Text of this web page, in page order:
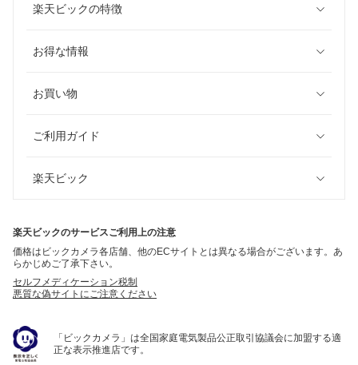
楽天ビックの特徴
お得な情報
お買い物
ご利用ガイド
楽天ビック
楽天ビックのサービスご利用上の注意
価格はビックカメラ各店舗、他のECサイトとは異なる場合がございます。あ
らかじめご了承下さい。
セルフメディケーション税制
悪質な偽サイトにご注意ください
「ビックカメラ」は全国家庭電気製品公正取引協議会に加盟する適
正な表示推進店です。